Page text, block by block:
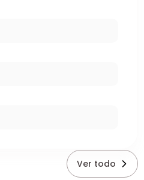
Ver todo